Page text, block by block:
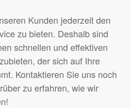
Kunden jederzeit den
zu bieten. Deshalb sind
schnellen und effektiven
der sich auf Ihre
Kontaktieren Sie uns noch
zu erfahren, wie wir